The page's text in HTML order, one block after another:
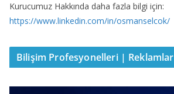
Kurucumuz Hakkında daha fazla bilgi için:
https://www.linkedin.com/in/osmanselcok/
Bilişim Profesyonelleri | Reklamlar